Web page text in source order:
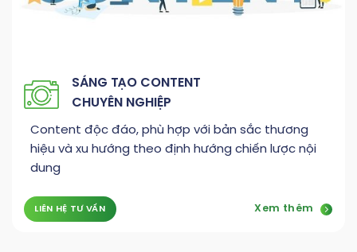
SÁNG TẠO CONTENT
CHUYÊN NGHIỆP
Content độc đáo, phù hợp với bản sắc thương
hiệu và xu hướng theo định hướng chiến lược nội
dung
LIÊN HỆ TƯ VẤN Xem thêm